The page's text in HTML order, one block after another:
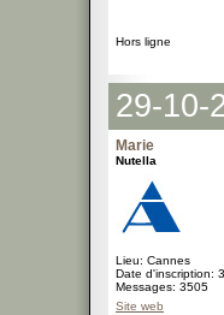
Hors ligne
29-10-
Marie
Nutella
Lieu: Cannes
Date d'inscription:
Messages: 3505
Site web